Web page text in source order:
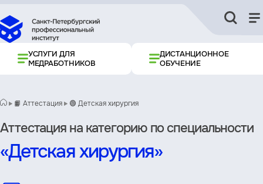
УСЛУГИ ДЛЯ
МЕДРАБОТНИКОВ
ДИСТАНЦИОННОЕ
ОБУЧЕНИЕ
📙 Аттестация 🟢 Детская хирургия
Аттестация на категорию по специальности
«Детская хирургия»